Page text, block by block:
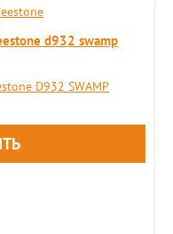
d932 swamp
D932 SWAMP